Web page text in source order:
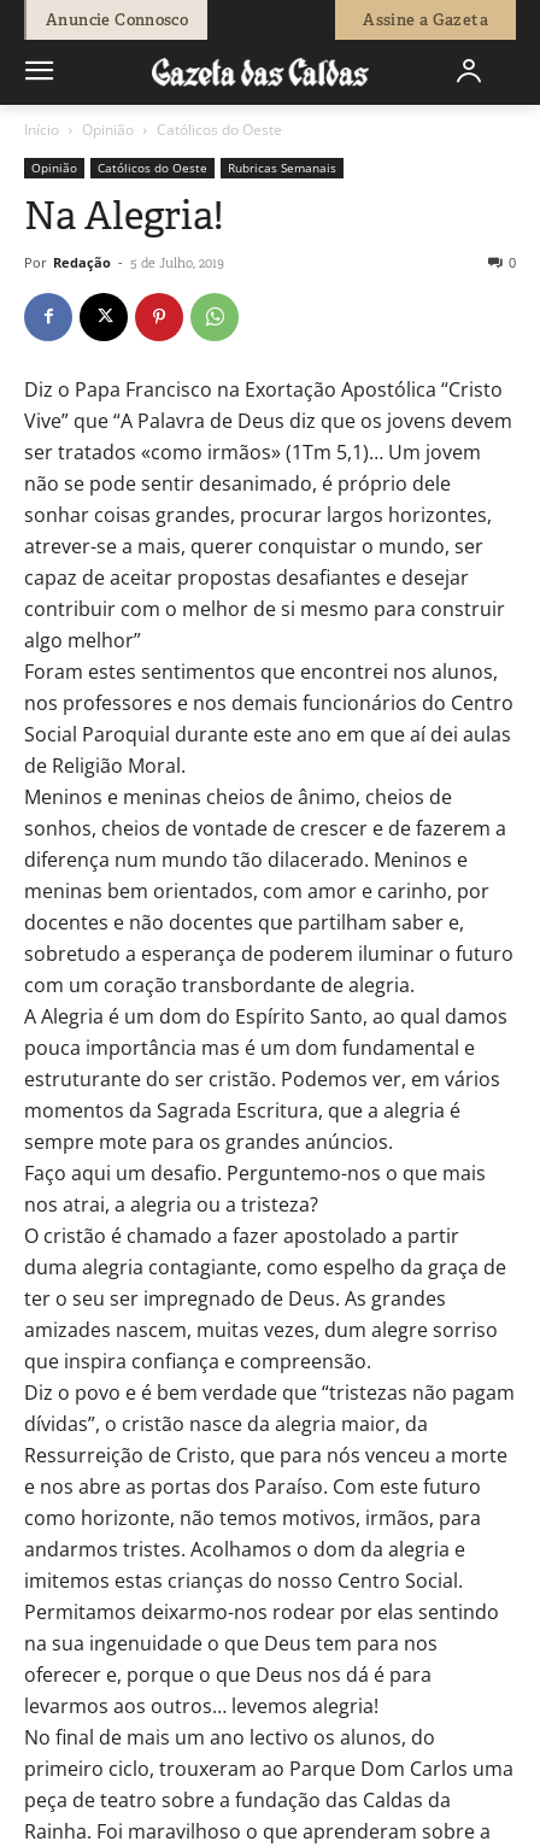
Anuncie Connosco Assine a Gazeta
Início Opinião Católicos do Oeste
Opinião Católicos do Oeste Rubricas Semanais
Na Alegria!
Por Redação - 5 de Julho, 2019 0
Diz o Papa Francisco na Exortação Apostólica “Cristo
Vive” que “A Palavra de Deus diz que os jovens devem
ser tratados «como irmãos» (1Tm 5,1)… Um jovem
não se pode sentir desanimado, é próprio dele
sonhar coisas grandes, procurar largos horizontes,
atrever-se a mais, querer conquistar o mundo, ser
capaz de aceitar propostas desafiantes e desejar
contribuir com o melhor de si mesmo para construir
algo melhor”
Foram estes sentimentos que encontrei nos alunos,
nos professores e nos demais funcionários do Centro
Social Paroquial durante este ano em que aí dei aulas
de Religião Moral.
Meninos e meninas cheios de ânimo, cheios de
sonhos, cheios de vontade de crescer e de fazerem a
diferença num mundo tão dilacerado. Meninos e
meninas bem orientados, com amor e carinho, por
docentes e não docentes que partilham saber e,
sobretudo a esperança de poderem iluminar o futuro
com um coração transbordante de alegria.
A Alegria é um dom do Espírito Santo, ao qual damos
pouca importância mas é um dom fundamental e
estruturante do ser cristão. Podemos ver, em vários
momentos da Sagrada Escritura, que a alegria é
sempre mote para os grandes anúncios.
Faço aqui um desafio. Perguntemo-nos o que mais
nos atrai, a alegria ou a tristeza?
O cristão é chamado a fazer apostolado a partir
duma alegria contagiante, como espelho da graça de
ter o seu ser impregnado de Deus. As grandes
amizades nascem, muitas vezes, dum alegre sorriso
que inspira confiança e compreensão.
Diz o povo e é bem verdade que “tristezas não pagam
dívidas”, o cristão nasce da alegria maior, da
Ressurreição de Cristo, que para nós venceu a morte
e nos abre as portas dos Paraíso. Com este futuro
como horizonte, não temos motivos, irmãos, para
andarmos tristes. Acolhamos o dom da alegria e
imitemos estas crianças do nosso Centro Social.
Permitamos deixarmo-nos rodear por elas sentindo
na sua ingenuidade o que Deus tem para nos
oferecer e, porque o que Deus nos dá é para
levarmos aos outros… levemos alegria!
No final de mais um ano lectivo os alunos, do
primeiro ciclo, trouxeram ao Parque Dom Carlos uma
peça de teatro sobre a fundação das Caldas da
Rainha. Foi maravilhoso o que aprenderam sobre a